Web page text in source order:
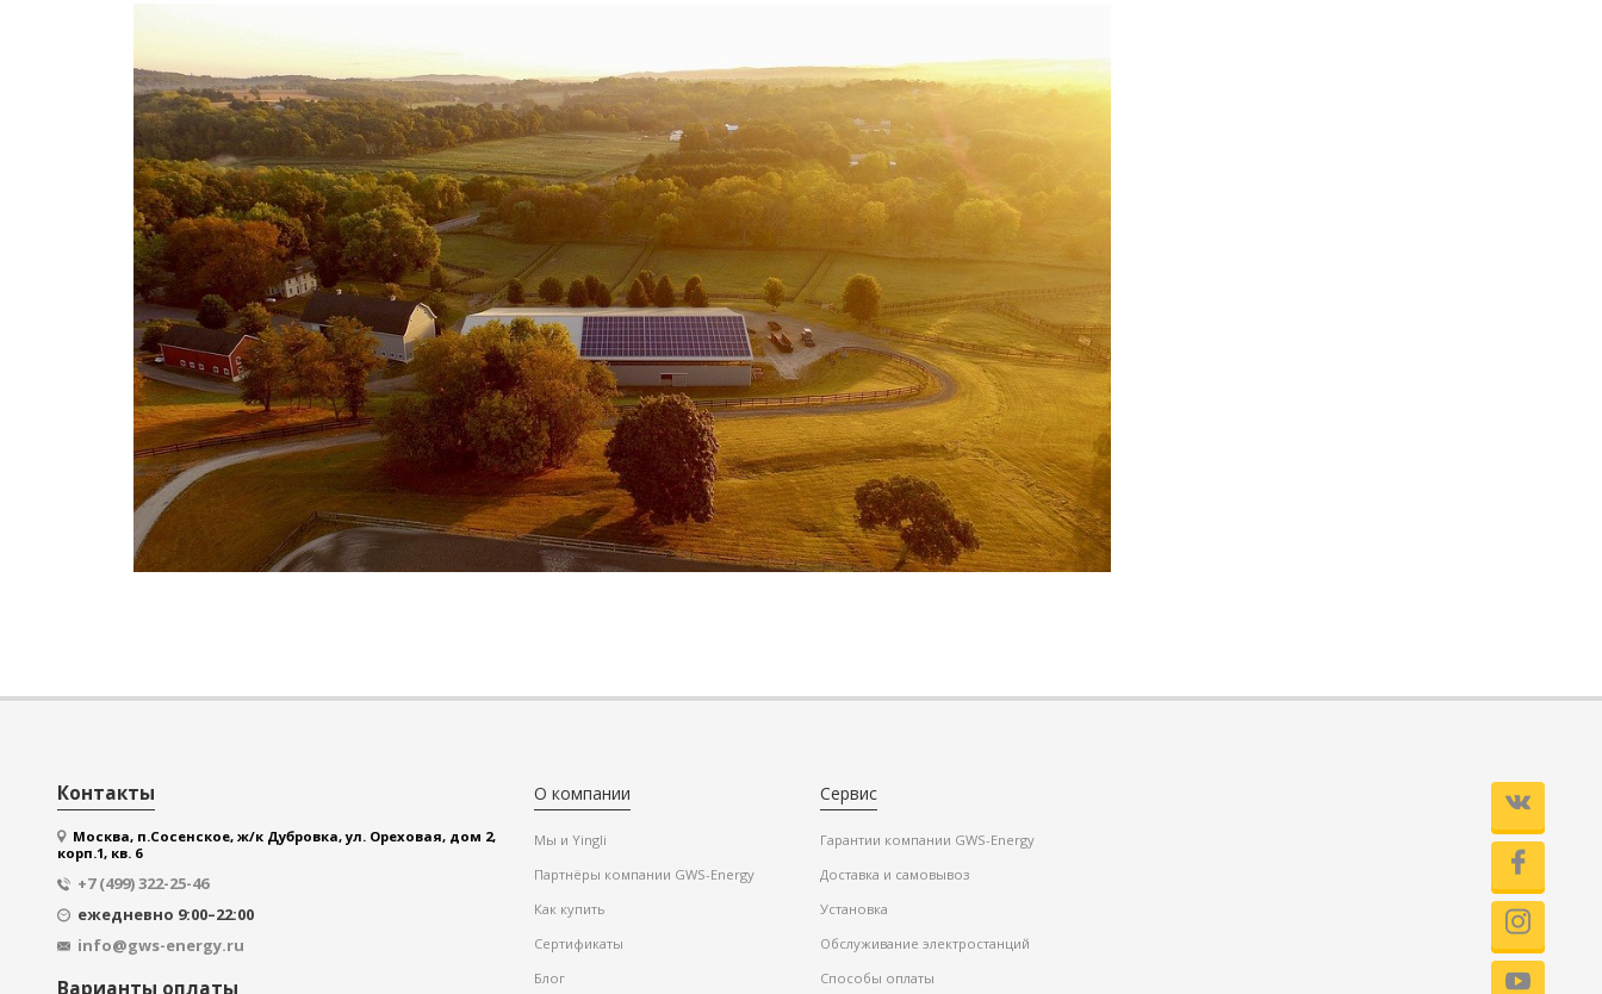
Контакты
Москва, п.Сосенское, ж/к Дубровка, ул. Ореховая, дом 2,
корп.1, кв. 6
+7 (499) 322-25-46
ежедневно 9:00–22:00
info@gws-energy.ru
Варианты оплаты
О компании
Мы и Yingli
Партнёры компании GWS-Energy
Как купить
Сертификаты
Блог
Сервис
Гарантии компании GWS-Energy
Доставка и самовывоз
Установка
Обслуживание электростанций
Способы оплаты